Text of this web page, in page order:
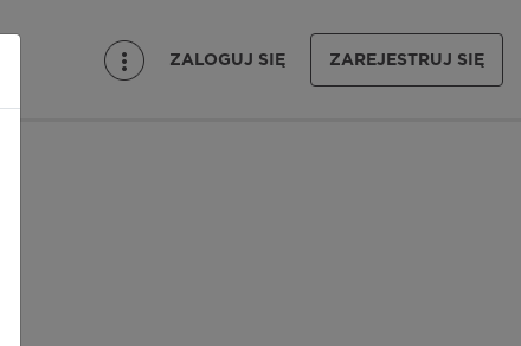
ZALOGUJ SIĘ ZAREJESTRUJ SIĘ